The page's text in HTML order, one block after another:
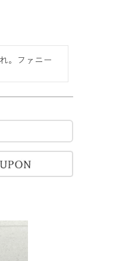
レージ
オフホワイ
。ファニー